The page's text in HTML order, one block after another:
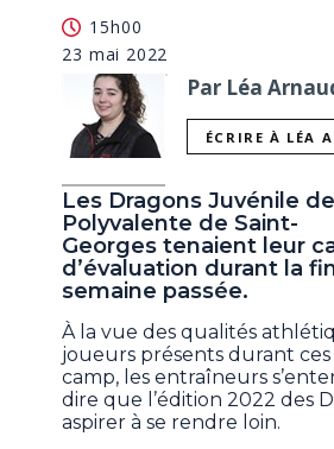
15h00
23 mai 2022
Par Léa
ÉCRIRE À LÉA
Les Dragons Juvénile
Polyvalente de Saint-
Georges tenaient leur
d’évaluation durant la
semaine passée.
À la vue des qualités
joueurs présents durant
camp, les entraîneurs
dire que l’édition 2022 des
aspirer à se rendre loin.